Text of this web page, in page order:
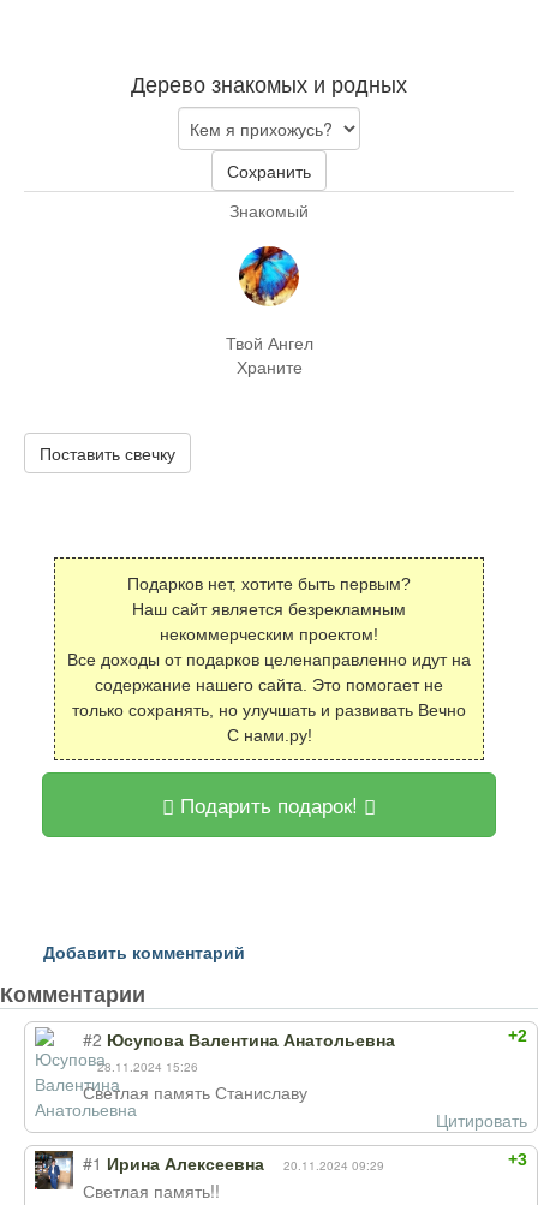
Дерево знакомых и родных
Сохранить
Знакомый
Твой Ангел
Храните
Поставить свечку
Подарков нет, хотите быть первым?
Наш сайт является безрекламным
некоммерческим проектом!
Все доходы от подарков целенаправленно идут на
содержание нашего сайта. Это помогает не
только сохранять, но улучшать и развивать Вечно
С нами.ру!
Подарить подарок!
Добавить комментарий
Комментарии
+2
#2 Юсупова Валентина Анатольевна
28.11.2024 15:26
Светлая память Станиславу
Цитировать
+3
#1 Ирина Алексеевна 20.11.2024 09:29
Светлая память!!